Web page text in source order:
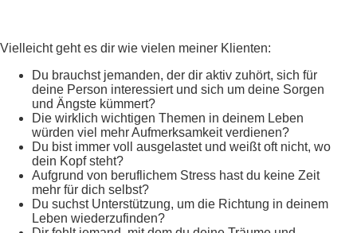
Vielleicht geht es dir wie vielen meiner Klienten:
Du brauchst jemanden, der dir aktiv zuhört, sich für
deine Person interessiert und sich um deine Sorgen
und Ängste kümmert?
Die wirklich wichtigen Themen in deinem Leben
würden viel mehr Aufmerksamkeit verdienen?
Du bist immer voll ausgelastet und weißt oft nicht, wo
dein Kopf steht?
Aufgrund von beruflichem Stress hast du keine Zeit
mehr für dich selbst?
Du suchst Unterstützung, um die Richtung in deinem
Leben wiederzufinden?